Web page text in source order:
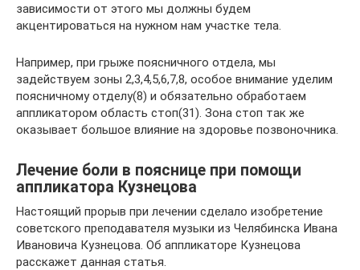
зависимости от этого мы должны будем
акцентироваться на нужном нам участке тела.
Например, при грыже поясничного отдела, мы
задействуем зоны 2,3,4,5,6,7,8, особое внимание уделим
поясничному отделу(8) и обязательно обработаем
аппликатором область стоп(31). Зона стоп так же
оказывает большое влияние на здоровье позвоночника.
Лечение боли в пояснице при помощи
аппликатора Кузнецова
Настоящий прорыв при лечении сделало изобретение
советского преподавателя музыки из Челябинска Ивана
Ивановича Кузнецова. Об аппликаторе Кузнецова
расскажет данная статья.